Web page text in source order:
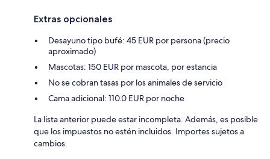
Extras opcionales
Desayuno tipo bufé: 45 EUR por persona (precio
aproximado)
Mascotas: 150 EUR por mascota, por estancia
No se cobran tasas por los animales de servicio
Cama adicional: 110.0 EUR por noche
La lista anterior puede estar incompleta. Además, es posible
que los impuestos no estén incluidos. Importes sujetos a
cambios.